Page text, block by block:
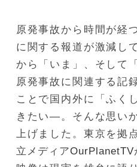
原発事故から時間が経つにつれ、被災地や事故
に関する報道が激減し
から「いま」、そして
原発事故に関連する記
ことで国内外に「ふく
きたい―。そんな思い
上げました。東京を拠
立メディアOurPlanetTV